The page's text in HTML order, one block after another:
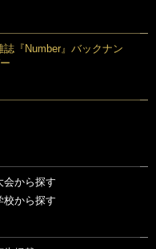
誌『Number』バックナン
会から探す
校から探す